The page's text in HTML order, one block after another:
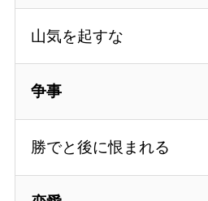
山気を起すな
争事
勝でと後に恨まれる